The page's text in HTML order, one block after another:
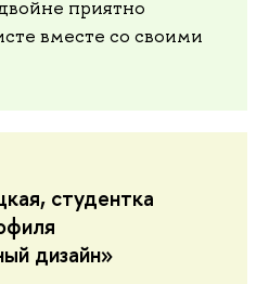
приятно
вместе со своими
студентка
дизайн»